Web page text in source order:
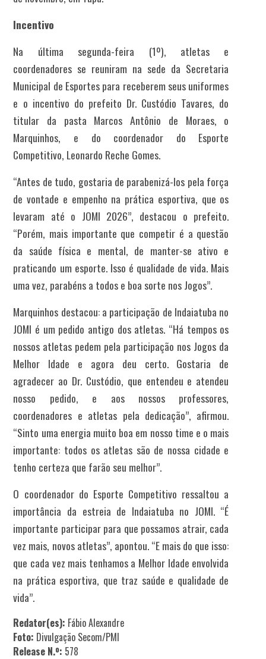
Incentivo
Na última segunda-feira (1º), atletas e
coordenadores se reuniram na sede da Secretaria
Municipal de Esportes para receberem seus uniformes
e o incentivo do prefeito Dr. Custódio Tavares, do
titular da pasta Marcos Antônio de Moraes, o
Marquinhos, e do coordenador do Esporte
Competitivo, Leonardo Reche Gomes.
“Antes de tudo, gostaria de parabenizá-los pela força
de vontade e empenho na prática esportiva, que os
levaram até o JOMI 2026”, destacou o prefeito.
“Porém, mais importante que competir é a questão
da saúde física e mental, de manter-se ativo e
praticando um esporte. Isso é qualidade de vida. Mais
uma vez, parabéns a todos e boa sorte nos Jogos”.
Marquinhos destacou: a participação de Indaiatuba no
JOMI é um pedido antigo dos atletas. “Há tempos os
nossos atletas pedem pela participação nos Jogos da
Melhor Idade e agora deu certo. Gostaria de
agradecer ao Dr. Custódio, que entendeu e atendeu
nosso pedido, e aos nossos professores,
coordenadores e atletas pela dedicação”, afirmou.
“Sinto uma energia muito boa em nosso time e o mais
importante: todos os atletas são de nossa cidade e
tenho certeza que farão seu melhor”.
O coordenador do Esporte Competitivo ressaltou a
importância da estreia de Indaiatuba no JOMI. “É
importante participar para que possamos atrair, cada
vez mais, novos atletas”, apontou. “E mais do que isso:
que cada vez mais tenhamos a Melhor Idade envolvida
na prática esportiva, que traz saúde e qualidade de
vida”.
Redator(es): Fábio Alexandre
Foto: Divulgação Secom/PMI
Release N.º: 578